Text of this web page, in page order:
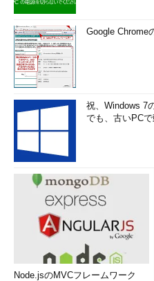
Google Chrome
祝、Windows 7
でも、古いPC
Node.jsのMVCフレームワーク